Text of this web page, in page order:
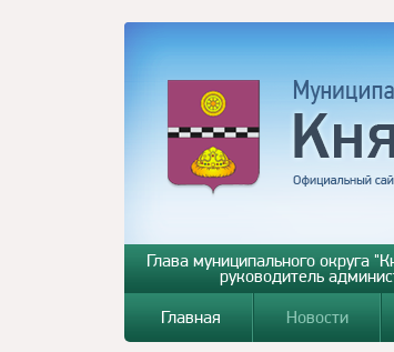
Глава муниципального округа
руководитель
Главная Новости